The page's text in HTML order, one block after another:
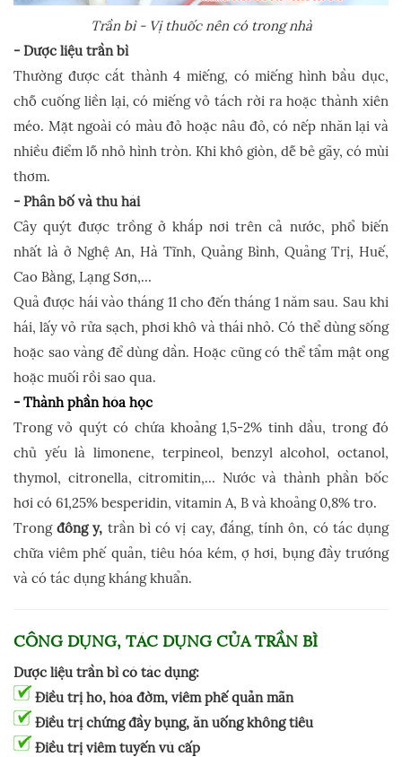
Trần bì - Vị thuốc nên có trong nhà
- Dược liệu trần bì
Thường được cắt thành 4 miếng, có miếng hình bầu dục,
chỗ cuống liền lại, có miếng vỏ tách rời ra hoặc thành xiên
méo. Mặt ngoài có màu đỏ hoặc nâu đỏ, có nếp nhăn lại và
nhiều điểm lỗ nhỏ hình tròn. Khi khô giòn, dễ bẻ gãy, có mùi
thơm.
- Phân bố và thu hái
Cây quýt được trồng ở khắp nơi trên cả nước, phổ biến
nhất là ở Nghệ An, Hà Tĩnh, Quảng Bình, Quảng Trị, Huế,
Cao Bằng, Lạng Sơn,…
Quả được hái vào tháng 11 cho đến tháng 1 năm sau. Sau khi
hái, lấy vỏ rửa sạch, phơi khô và thái nhỏ. Có thể dùng sống
hoặc sao vàng để dùng dần. Hoặc cũng có thể tẩm mật ong
hoặc muối rồi sao qua.
- Thành phần hóa học
Trong vỏ quýt có chứa khoảng 1,5-2% tinh dầu, trong đó
chủ yếu là limonene, terpineol, benzyl alcohol, octanol,
thymol, citronella, citromitin,… Nước và thành phần bốc
hơi có 61,25% besperidin, vitamin A, B và khoảng 0,8% tro.
Trongđông y, trần bì có vị cay, đắng, tính ôn, có tác dụng
chữa viêm phế quản, tiêu hóa kém, ợ hơi, bụng đầy trướng
và có tác dụng kháng khuẩn.
CÔNG DỤNG, TÁC DỤNG CỦA TRẦN BÌ
Dược liệu trần bì có tác dụng:
Điều trị ho, hóa đờm, viêm phế quản mãn
Điều trị chứng đầy bụng, ăn uống không tiêu
Điều trị viêm tuyến vú cấp